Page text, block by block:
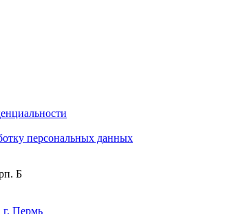
персональных данных
Б
г. Пермь